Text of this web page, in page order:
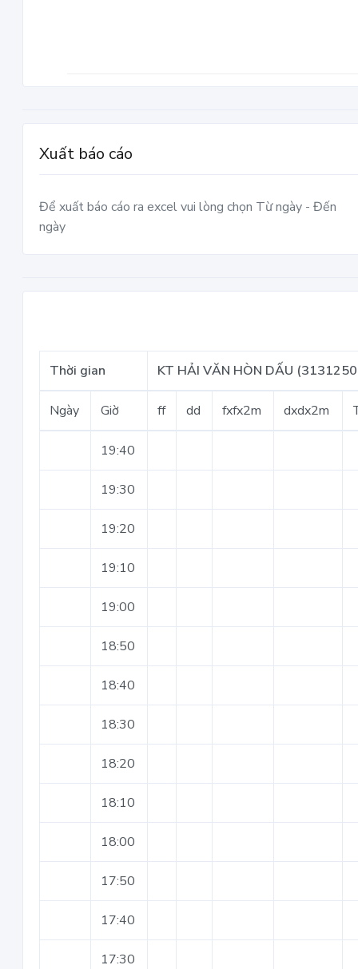
Xuất báo cáo
Để xuất báo cáo ra excel vui lòng chọn Từ ngày - Đến
ngày
Thời gian KT HẢI VĂN HÒN DẤU
Ngày Giờ ff dd fxfx2m dxdx2m
19:40
19:30
19:20
19:10
19:00
18:50
18:40
18:30
18:20
18:10
18:00
17:50
17:40
17:30